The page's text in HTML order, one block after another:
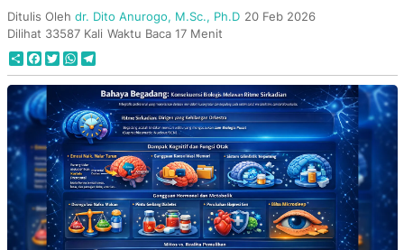
Ditulis Oleh dr. Dito Anurogo, M.Sc., Ph.D 20 Feb 2026
Dilihat 33587 Kali Waktu Baca 17 Menit
ShareFacebook
TwitterWhatsApp
Telegram